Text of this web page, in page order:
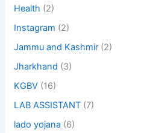
Health (2)
Instagram (2)
Jammu and Kashmir (2)
Jharkhand (3)
KGBV (16)
LAB ASSISTANT (7)
lado yojana (6)